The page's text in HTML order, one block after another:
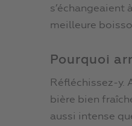
s’échangeaient
meilleure
Pourquoi
Réfléchissez-y.
bière bien
aussi intense